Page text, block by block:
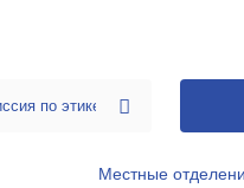
Местные